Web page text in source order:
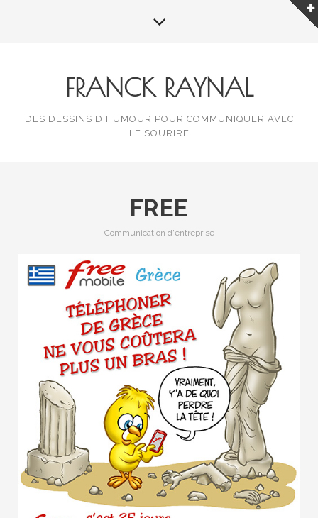
FRANCK RAYNAL
DES DESSINS D'HUMOUR POUR COMMUNIQUER AVEC
LE SOURIRE
FREE
Communication d'entreprise